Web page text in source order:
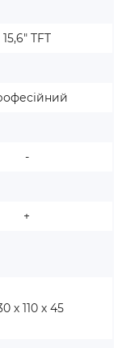
15,6" TFT
-
+
х 110 х 45